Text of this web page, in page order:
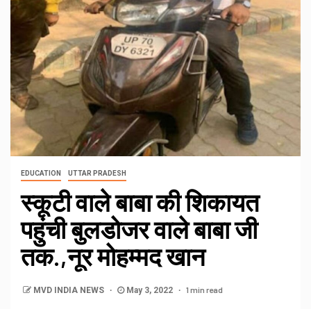
EDUCATION UTTAR PRADESH
स्कूटी वाले बाबा की शिकायत
पहुंची बुलडोजर वाले बाबा जी
तक.,नूर मोहम्मद खान
MVD INDIA NEWS May 3, 2022 1 min read